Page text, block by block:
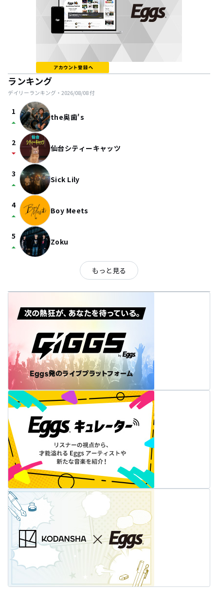
ランキング
デイリーランキング・ 2026/08/08付
1
arrow_drop_up the奥歯's
2
arrow_drop_down 仙台シティーキャッツ
3
arrow_drop_up Sick Lily
4
arrow_drop_up Boy Meets
5
arrow_drop_up Zoku
もっと見る